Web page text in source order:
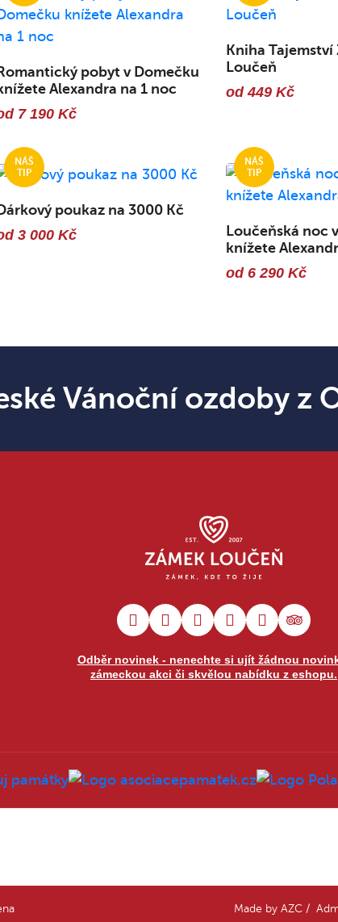
pobyt v Domečku
Alexandra na 1 noc
7 190 Kč
Kniha Tajemství
Loučeň
od 449 Kč
poukaz na 3000 Kč
3 000 Kč
Loučeňská noc
knížete
od 6 290 Kč
Vánoční ozdoby z
Odběr novinek - nenechte si ujít žádnou
zámeckou akci či skvělou nabídku z eshopu.
Made by AZC /